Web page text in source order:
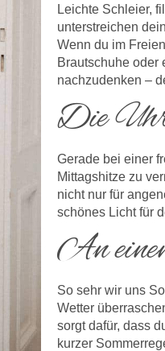
Leichte Schleier,
unterstreichen
Wenn du im
Brautschuhe oder
nachzudenken –
Die
Gerade bei einer
Mittagshitze zu
nicht nur für
schönes Licht für
An
So sehr wir uns
Wetter
sorgt dafür, dass
kurzer